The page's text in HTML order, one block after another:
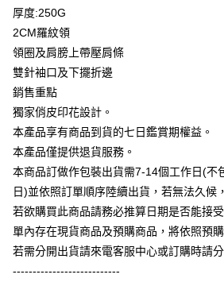
全盈+PAY
大哥付你分期
相關說明
1.本服務由台灣大哥大提供，台灣大哥大用戶可
2.付款方式選擇「大哥付你分期」，訂單成立後
流程，驗證手機門號後，選擇欲分期的期數、繳
成交易。
3.實際核准額度、可分期數及費用金額請依後續
4.訂單成立30分鐘內，如未前往確認交易或遇審
消。如遇「轉專審核」未通過狀況，表示未達大
法說明評估內容。
【繳款方式說明】
1.分期款項不併入電信帳單，「大哥付你分期」
2.透過簡訊連結打開帳單後，可選擇「超商條碼
帳／街口支付／iPASS MONEY」等通路繳費。
AFTEE先享後付
相關說明
【關於「AFTEE先享後付」】
AFTEE先享後付是「在收到商品之後才付款」的
１．簡單：不需註冊會員、不需綁卡、不需儲值
２．便利：只要手機號碼，簡訊認證，即可結帳
３．安心：先確認商品／服務後，再付款。
【「AFTEE先享後付」結帳流程】
１．於結帳方式選擇「AFTEE先享後付」後，將
２．訂單成立數日內，您將收到繳費通知簡訊。
ATM付款
運送方式
全家付款取貨
每筆NT$65，滿NT$899(含以上)免運費
付款後全家取貨
厚度:250G
2CM羅紋領
領圈及肩膀上帶壓肩條
雙針袖口及下擺折邊
銷售重點
獨家俏皮印花設計。
本產品享有商品到貨的七日鑑賞期權益。
本產品僅提供退貨服務。
本商品訂做作包裝出貨需7-14個工作日(不
日)並依照訂單順序陸續出貨，若無法久候
若欲購買此商品請務必推算日期是否能接
單內存在現貨商品及預購商品，將依照預
若需分開出貨請來電客服中心或訂購時請
---------------------------